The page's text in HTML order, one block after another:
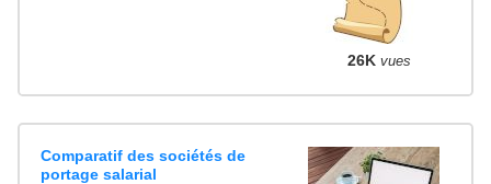
26K vues
Comparatif des sociétés de
portage salarial